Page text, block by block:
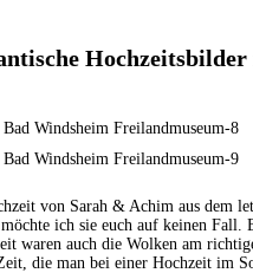
von Sarah & Achim aus dem
ich sie euch auf keinen
waren auch die Wolken am
die man bei einer Hochzeit im